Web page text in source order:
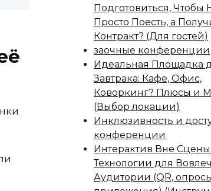
Подготовиться, Чтобы
Просто Поесть, а
Контракт? (Для гостей)
заочные конференции
Идеальная Площадка
Завтрака: Кафе, Офис,
Коворкинг? Плюсы и
(Выбор локации)
Инклюзивность и
конференции
Интерактив Вне Сцены:
Технологии для
Аудитории (QR,